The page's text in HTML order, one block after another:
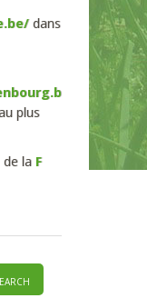
dans
plus
la F